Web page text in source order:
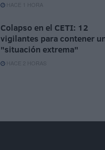
HACE 1 HORA
Colapso en el CETI: 12
vigilantes para contener
"situación extrema"
HACE 2 HORAS